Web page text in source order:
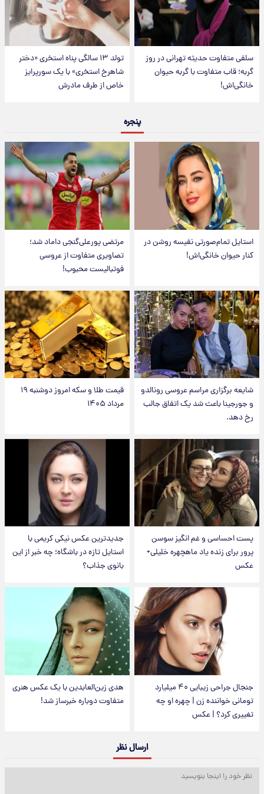
سلفی متفاوت حدیثه تهرانی در روز
گربه؛ قاب متفاوت با گربه حیوان
خانگی‌اش!
تولد ۱۳ سالگی پناه استخری «دختر
شاهرخ استخری» با یک سورپرایز
خاص از طرف مادرش
پنجره
استایل تمام‌صورتی نفیسه روشن در
کنار حیوان خانگی‌اش!
مرتضی پورعلی‌گنجی داماد شد؛
تصاویری متفاوت از عروسی
فوتبالیست محبوب!
شایعه برگزاری مراسم عروسی رونالدو
و جورجینا باعث شد یک اتفاق جالب
رخ دهد.
قیمت طلا و سکه امروز دوشنبه ۱۹
مرداد ۱۴۰۵
پست احساسی و غم انگیز سوسن
پرور برای زنده یاد ماهچهره خلیلی+
عکس
جدیدترین عکس نیکی کریمی با
استایل تازه در باشگاه؛ چه خبر از این
بانوی جذاب؟
جنجال جراحی زیبایی ۴۰ میلیارد
تومانی خواننده زن | چهره او چه
تغییری کرد؟ | عکس
هدی زین‌العابدین با یک عکس هنری
متفاوت دوباره خبرساز شد!
ارسال نظر